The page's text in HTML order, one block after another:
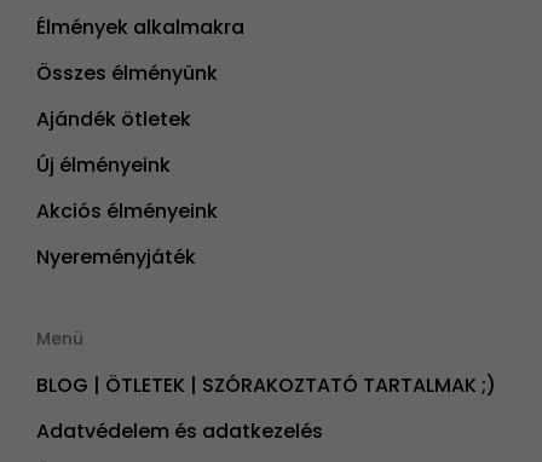
Élmények alkalmakra
Összes élményünk
Ajándék ötletek
Új élményeink
Akciós élményeink
Nyereményjáték
Menü
BLOG | ÖTLETEK | SZÓRAKOZTATÓ TARTALMAK ;)
Adatvédelem és adatkezelés